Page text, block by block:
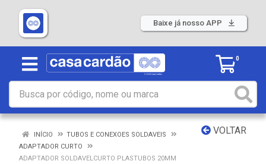
Baixe já nosso APP
0
VOLTAR
INÍCIO
TUBOS E CONEXOES SOLDAVEIS
ADAPTADOR CURTO
ADAPTADOR SOLDAVELCURTO PLASTUBOS 20MM